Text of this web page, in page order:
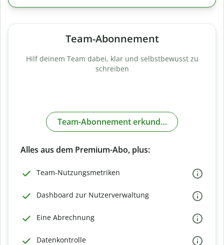
Team-Abonnement
Hilf deinem Team dabei, klar und selbstbewusst zu
schreiben
Team-Abonnement erkunden
Alles aus dem Premium-Abo, plus:
Team-Nutzungsmetriken
Dashboard zur Nutzerverwaltung
Eine Abrechnung
Datenkontrolle